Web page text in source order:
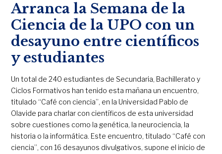
Arranca la Semana de la
Ciencia de la UPO con un
desayuno entre científicos
y estudiantes
Un total de 240 estudiantes de Secundaria, Bachillerato y
Ciclos Formativos han tenido esta mañana un encuentro,
titulado “Café con ciencia”, en la Universidad Pablo de
Olavide para charlar con científicos de esta universidad
sobre cuestiones como la genética, la neurociencia, la
historia o la informática. Este encuentro, titulado “Café con
ciencia”, con 16 desayunos divulgativos, supone el inicio de